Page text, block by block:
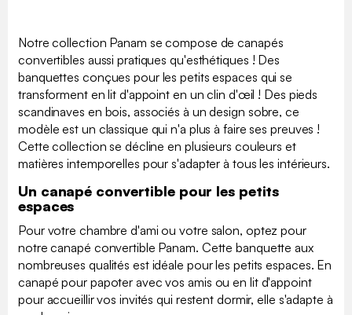
Notre collection Panam se compose de canapés
convertibles aussi pratiques qu'esthétiques ! Des
banquettes conçues pour les petits espaces qui se
transforment en lit d'appoint en un clin d'œil ! Des pieds
scandinaves en bois, associés à un design sobre, ce
modèle est un classique qui n'a plus à faire ses preuves !
Cette collection se décline en plusieurs couleurs et
matières intemporelles pour s'adapter à tous les intérieurs.
Un canapé convertible pour les petits
espaces
Pour votre chambre d'ami ou votre salon, optez pour
notre canapé convertible Panam. Cette banquette aux
nombreuses qualités est idéale pour les petits espaces. En
canapé pour papoter avec vos amis ou en lit d'appoint
pour accueillir vos invités qui restent dormir, elle s'adapte à